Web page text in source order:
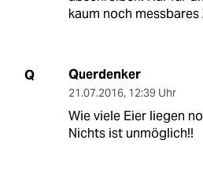
kaum noch messbares
Q Querdenker
21.07.2016, 12:39 Uhr
Wie viele Eier liegen
Nichts ist unmöglich!!